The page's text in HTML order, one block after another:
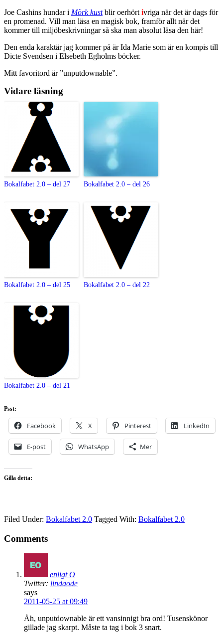
Joe Cashins hundar i Mörk kustblir oerhört ivriga när det är dags för
en promenad. Vill man läsa en magisk bok, framför allt när det
kommer till miljöbeskrivningar så ska man absolut läsa den här!
Den enda karaktär jag kommer på är Ida Marie som är en kompis till
Dicte Svendsen i Elsebeth Egholms böcker.
Mitt favoritord är ”unputdownable”.
Vidare läsning
Bokalfabet 2.0 – del 27 Bokalfabet 2.0 – del 26
Bokalfabet 2.0 – del 25 Bokalfabet 2.0 – del 22
Bokalfabet 2.0 – del 21
Psst:
Facebook X Pinterest LinkedIn
E-post WhatsApp Mer
Gilla detta:
Filed Under: Bokalfabet 2.0 Tagged With: Bokalfabet 2.0
Comments
enligt O
Twitter: lindaode
says
2011-05-25 at 09:49
Åh, unputdownable är ett vansinnigt bra ord! Tusenskönor
gillade jag skarpt. Måste ta tag i bok 3 snart.